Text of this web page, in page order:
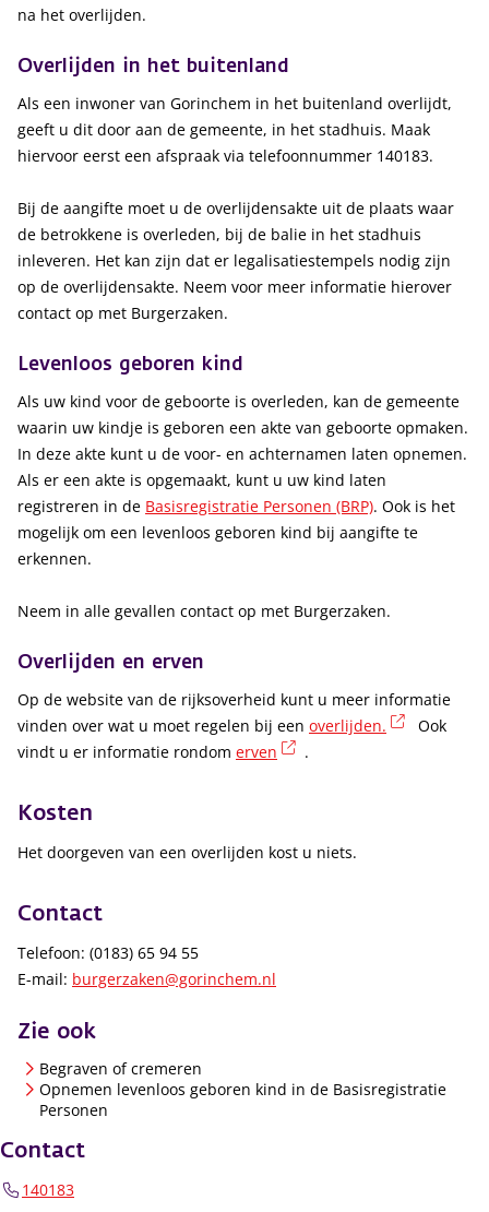
na het overlijden.
Overlijden in het buitenland
Als een inwoner van Gorinchem in het buitenland overlijdt,
geeft u dit door aan de gemeente, in het stadhuis. Maak
hiervoor eerst een afspraak via telefoonnummer 140183.
Bij de aangifte moet u de overlijdensakte uit de plaats waar
de betrokkene is overleden, bij de balie in het stadhuis
inleveren. Het kan zijn dat er legalisatiestempels nodig zijn
op de overlijdensakte. Neem voor meer informatie hierover
contact op met Burgerzaken.
Levenloos geboren kind
Als uw kind voor de geboorte is overleden, kan de gemeente
waarin uw kindje is geboren een akte van geboorte opmaken.
In deze akte kunt u de voor- en achternamen laten opnemen.
Als er een akte is opgemaakt, kunt u uw kind laten
registreren in de Basisregistratie Personen (BRP). Ook is het
mogelijk om een levenloos geboren kind bij aangifte te
erkennen.
Neem in alle gevallen contact op met Burgerzaken.
Overlijden en erven
Op de website van de rijksoverheid kunt u meer informatie
vinden over wat u moet regelen bij een overlijden. (externe
Ook
vindt u er informatie rondom erven (externe link)
.
Kosten
Het doorgeven van een overlijden kost u niets.
Contact
Telefoon: (0183) 65 94 55
E-mail: burgerzaken@gorinchem.nl
Zie ook
Begraven of cremeren
Opnemen levenloos geboren kind in de Basisregistratie
Personen
Contact
140183